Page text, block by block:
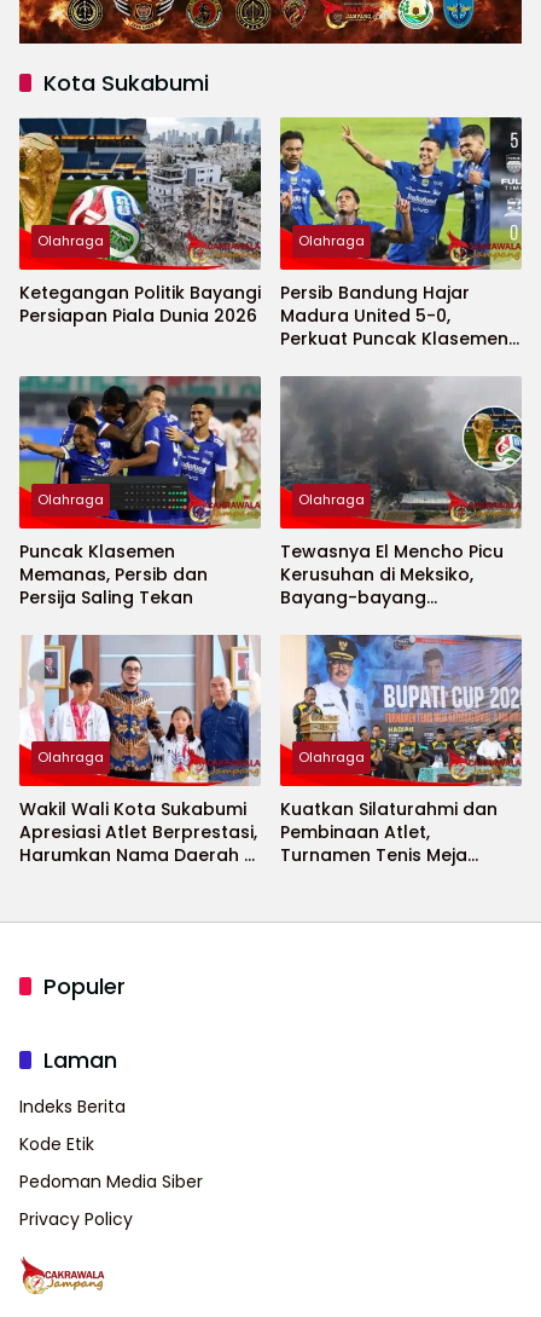
Kota Sukabumi
Olahraga
Ketegangan Politik Bayangi
Persiapan Piala Dunia 2026
Olahraga
Persib Bandung Hajar
Madura United 5-0,
Perkuat Puncak Klasemen
Olahraga
Puncak Klasemen
Memanas, Persib dan
Persija Saling Tekan
Olahraga
Tewasnya El Mencho Picu
Kerusuhan di Meksiko,
Bayang-bayang
2026 Menguat
Olahraga
Wakil Wali Kota Sukabumi
Apresiasi Atlet Berprestasi,
Harumkan Nama Daerah di
Olahraga
Kuatkan Silaturahmi dan
Pembinaan Atlet,
Turnamen Tenis Meja
Populer
Laman
Indeks Berita
Kode Etik
Pedoman Media Siber
Privacy Policy